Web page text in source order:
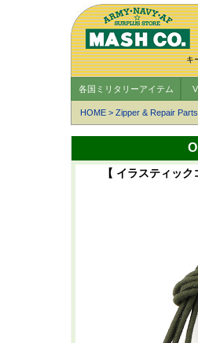
キ
各国ミリタリーアイテム
HOME > Zipper & Repair Parts
【 イラスティッ